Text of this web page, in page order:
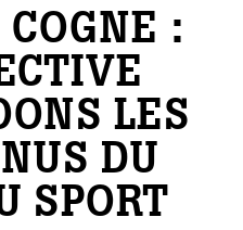
:
LES
DU
SPORT